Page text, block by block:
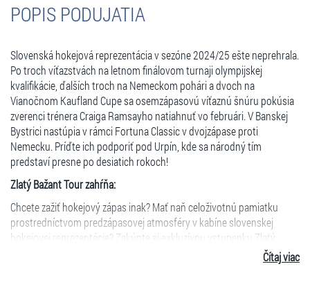
POPIS PODUJATIA
Slovenská hokejová reprezentácia v sezóne 2024/25 ešte neprehrala.
Po troch víťazstvách na letnom finálovom turnaji olympijskej
kvalifikácie, ďalších troch na Nemeckom pohári a dvoch na
Vianočnom Kaufland Cupe sa osemzápasovú víťaznú šnúru pokúsia
zverenci trénera Craiga Ramsayho natiahnuť vo februári. V Banskej
Bystrici nastúpia v rámci Fortuna Classic v dvojzápase proti
Nemecku. Príďte ich podporiť pod Urpín, kde sa národný tím
predstaví presne po desiatich rokoch!
Zlatý Bažant Tour zahŕňa:
Chcete zažiť hokejový zápas inak? Mať naň celoživotnú pamiatku
prostredníctvom predzápasovej atmosféry v kabíne slovenskej
hokejovej reprezentácie? Zakúpte si exkluzívnu vstupenku Zlatý
Čítaj viac